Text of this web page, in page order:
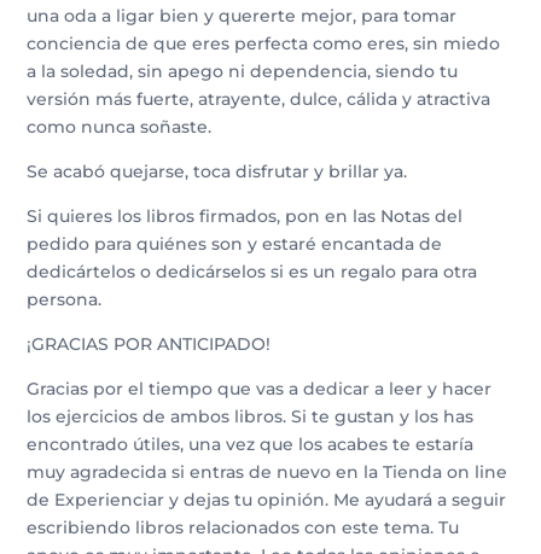
una oda a ligar bien y quererte mejor, para tomar
conciencia de que eres perfecta como eres, sin miedo
a la soledad, sin apego ni dependencia, siendo tu
versión más fuerte, atrayente, dulce, cálida y atractiva
como nunca soñaste.
Se acabó quejarse, toca disfrutar y brillar ya.
Si quieres los libros firmados, pon en las Notas del
pedido para quiénes son y estaré encantada de
dedicártelos o dedicárselos si es un regalo para otra
persona.
¡GRACIAS POR ANTICIPADO!
Gracias por el tiempo que vas a dedicar a leer y hacer
los ejercicios de ambos libros. Si te gustan y los has
encontrado útiles, una vez que los acabes te estaría
muy agradecida si entras de nuevo en la Tienda on line
de Experienciar y dejas tu opinión. Me ayudará a seguir
escribiendo libros relacionados con este tema. Tu